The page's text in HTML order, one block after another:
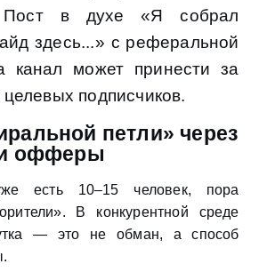
Пост в духе «Я собрал
здесь...» с реферальной
канал может принести за
подписчиков.
петли» через
и офферы
есть 10–15 человек, пора
В конкурентной среде
— это не обман, а способ